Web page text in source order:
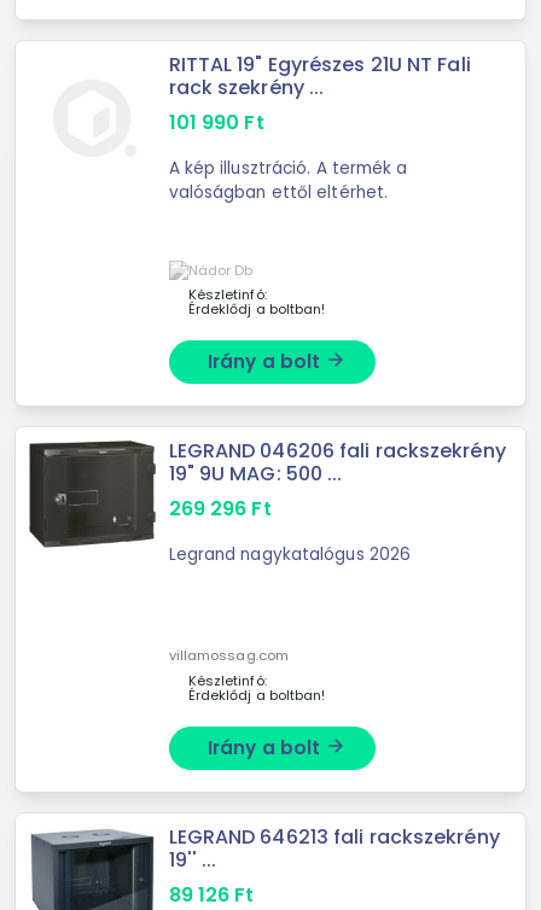
RITTAL 19" Egyrészes 21U NT Fali
rack szekrény ...
101 990 Ft
A kép illusztráció. A termék a
valóságban ettől eltérhet.
Készletinfó:
Érdeklődj a boltban!
Irány a bolt arrow_forward
LEGRAND 046206 fali rackszekrény
19" 9U MAG: 500 ...
269 296 Ft
Legrand nagykatalógus 2026
villamossag.com
Készletinfó:
Érdeklődj a boltban!
Irány a bolt arrow_forward
LEGRAND 646213 fali rackszekrény
19'' ...
89 126 Ft